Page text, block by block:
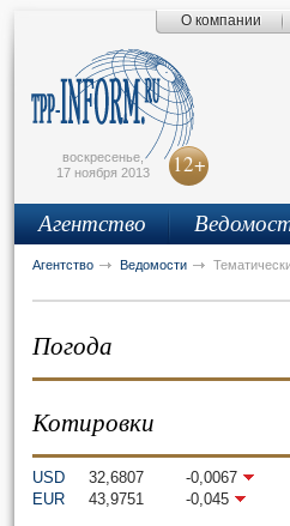
О компании
воскресенье,
17 ноября 2013
12+
Агентство
Агентство Ведомости
Погода
Котировки
USD 32,6807
-0,0067
EUR
43,9751 -0,045